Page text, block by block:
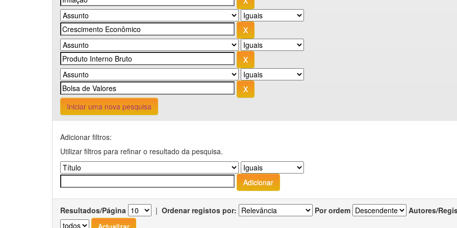
Iniciar uma nova pesquisa
Adicionar filtros:
Utilizar filtros para refinar o resultado da pesquisa.
Resultados/Página | Ordenar registos por: Por ordem Autores/